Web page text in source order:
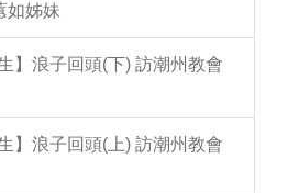
如姊妹
】浪子回頭(下) 訪潮州教會
】浪子回頭(上) 訪潮州教會